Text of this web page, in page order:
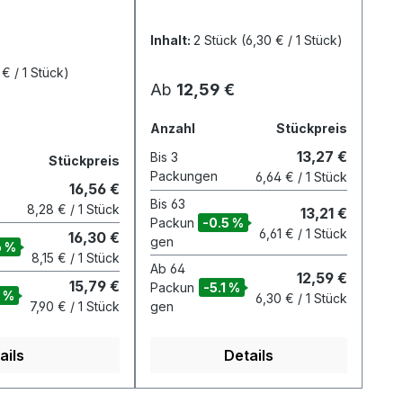
und Dämpfe
/ 1 Stück)
Stückpreis
16,56 €
8,28 € / 1 Stück
%
16,30 €
8,15 € / 1 Stück
15,79 €
7,90 € / 1 Stück
Wiederverwendbaren Halb-
Bajonett-Anschlusssystem
können mittels Bajonett-
Klick-Anschluss leicht
befestigt
werdenDatenFilterklasseA1
+
FormaldehydSchutzartGase
und Dämpfe
Inhalt:2 Stück (6,30 € / 1 Stück)
Regulärer Preis:
Ab 12,59 €
Anzahl
Stückpreis
Bis3
Packungen
13,27 €
6,64 € / 1 Stück
Bis63
Packun
gen
-0.5 %
13,21 €
6,61 € / 1 Stück
Ab64
Packun
gen
-5.1 %
12,59 €
6,30 € / 1 Stück
Details